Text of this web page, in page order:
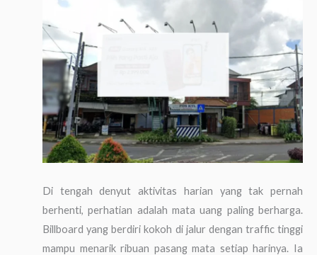
Di tengah denyut aktivitas harian yang tak pernah
berhenti, perhatian adalah mata uang paling berharga.
Billboard yang berdiri kokoh di jalur dengan traffic tinggi
mampu menarik ribuan pasang mata setiap harinya. Ia